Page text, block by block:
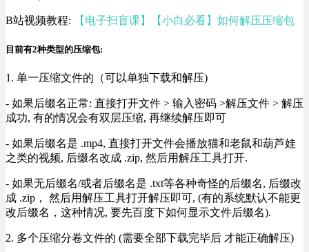
B站视频教程: 【电子扫盲课】【小白必看】如何解压压缩包
目前有2种类型的压缩包:
1. 单一压缩文件的（可以单独下载和解压)
- 如果后缀名正常: 直接打开文件 > 输入密码 >解压文件 > 解压
成功, 有的情况会有双层压缩, 再继续解压即可
- 如果后缀名是 .mp4, 直接打开文件会播放猫和老鼠和葫芦娃
之类的视频, 后缀名改成 .zip, 然后用解压工具打开.
- 如果无后缀名/或者后缀名是 .txt等各种奇怪的后缀名, 后缀改
成 .zip， 然后用解压工具打开解压即可, (有的系统默认不能更
改后缀名，这种情况, 要先百度下如何显示文件后缀名).
2. 多个压缩分卷文件的 (需要全部下载完毕后 才能正确解压)